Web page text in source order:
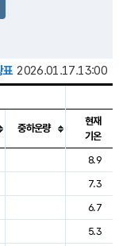
표 2026.01.17.13:00
, 기압등을 안내한 표입
중하운량
현재
기온
8.9
7.3
6.7
5.3